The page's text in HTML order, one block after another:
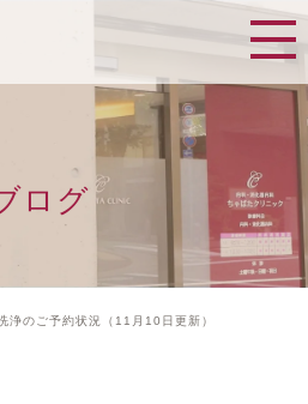
ログ
浄のご予約状況（11月10日更新）